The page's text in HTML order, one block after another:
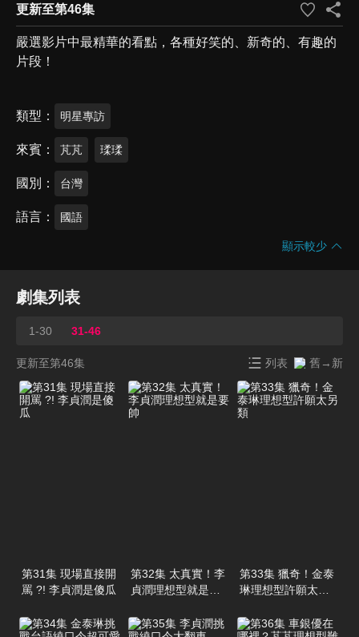
更新至第46集
嚴選影片中最精華的看點，各種好笑的、新奇的、有趣的
片段！
類型 明星專訪
來賓 芃芃 瑈瑈
國別 台灣
語言 國語
顯示較少
劇集列表
1-30 31-46
更新至第46集 列表 舊→新
第31集 現場直接開
罵 ?! 李貞潤是傻瓜
第32集 太真實！李
貞潤理想型就是要
第33集 獵奇！金泰
琳理想型許願太另